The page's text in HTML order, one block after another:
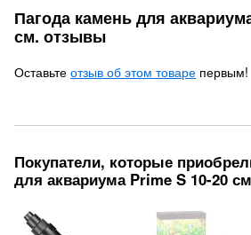
Пагода камень для
см. отзывы
Оставьте отзыв об этом товаре первым!
Покупатели, которые
для аквариума Prime S 10-20